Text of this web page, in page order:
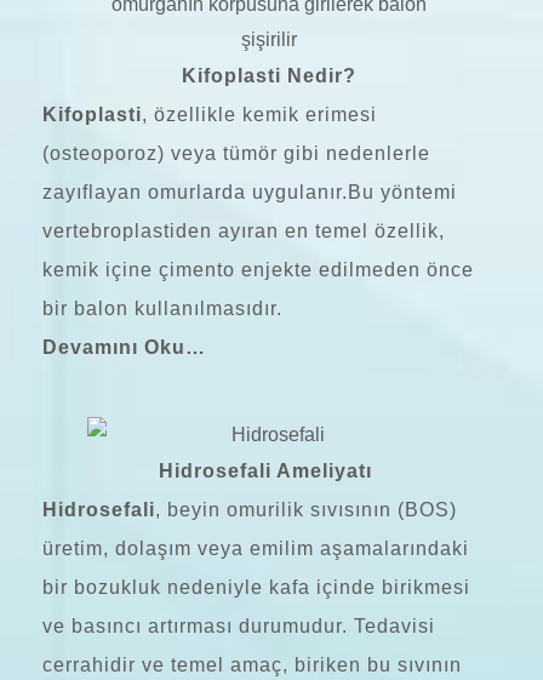
Kifoplasti Nedir?
Kifoplasti, özellikle kemik erimesi
(osteoporoz) veya tümör gibi nedenlerle
zayıflayan omurlarda uygulanır.Bu yöntemi
vertebroplastiden ayıran en temel özellik,
kemik içine çimento enjekte edilmeden önce
bir balon kullanılmasıdır.
Devamını Oku…
Hidrosefali Ameliyatı
Hidrosefali, beyin omurilik sıvısının (BOS)
üretim, dolaşım veya emilim aşamalarındaki
bir bozukluk nedeniyle kafa içinde birikmesi
ve basıncı artırması durumudur. Tedavisi
cerrahidir ve temel amaç, biriken bu sıvının